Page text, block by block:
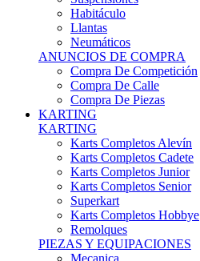
Habitáculo
Llantas
Neumáticos
ANUNCIOS DE COMPRA
Compra De Competición
Compra De Calle
Compra De Piezas
KARTING
KARTING
Karts Completos Alevín
Karts Completos Cadete
Karts Completos Junior
Karts Completos Senior
Superkart
Karts Completos Hobbye
Remolques
PIEZAS Y EQUIPACIONES
Mecanica